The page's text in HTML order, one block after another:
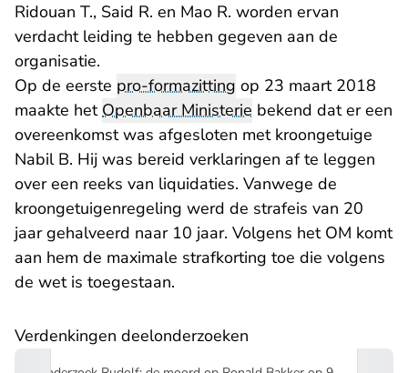
Ridouan T., Said R. en Mao R. worden ervan
verdacht leiding te hebben gegeven aan de
organisatie.
Op de eerste pro-formazitting op 23 maart 2018
maakte hetOpenbaar Ministerie bekend dat er een
overeenkomst was afgesloten met kroongetuige
Nabil B. Hij was bereid verklaringen af te leggen
over een reeks van liquidaties. Vanwege de
kroongetuigenregeling werd de strafeis van 20
jaar gehalveerd naar 10 jaar. Volgens het OM komt
aan hem de maximale strafkorting toe die volgens
de wet is toegestaan.
Verdenkingen deelonderzoeken